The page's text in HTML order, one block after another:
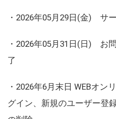
・2026年05月29日(金) サ
・2026年05月31日(日) お
了
・2026年6月末日 WEBオン
グイン、新規のユーザー登